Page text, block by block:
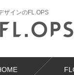
ザインのFL.OPS